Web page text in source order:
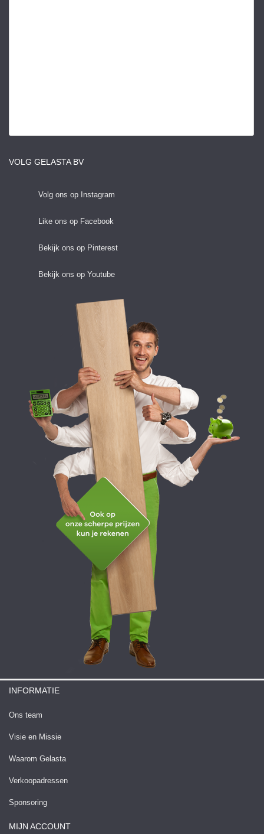
VOLG GELASTA BV
Volg ons op Instagram
Like ons op Facebook
Bekijk ons op Pinterest
Bekijk ons op Youtube
INFORMATIE
Ons team
Visie en Missie
Waarom Gelasta
Verkoopadressen
Sponsoring
MIJN ACCOUNT